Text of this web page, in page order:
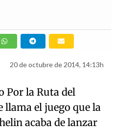
20 de octubre de 2014, 14:13h
Por la Ruta del
llama el juego que la
acaba de lanzar